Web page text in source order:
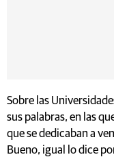
Sobre las
sus palabras, en las
que se dedicaban a
Bueno, igual lo dice